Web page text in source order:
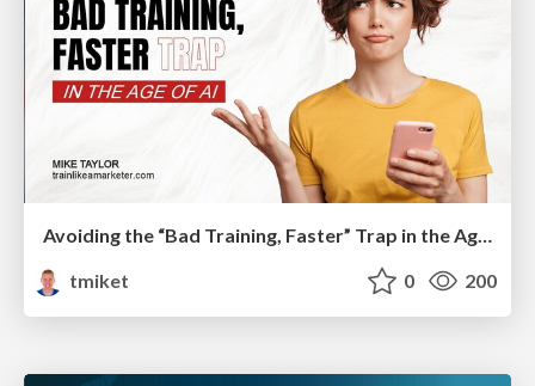
Avoiding the “Bad Training, Faster” Trap in the Age of AI
tmiket
0 200